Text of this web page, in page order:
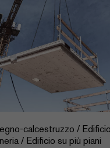
calcestruzzo /
/ Edificio su più piani